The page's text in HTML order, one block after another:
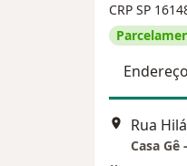
CRP SP
Endereço
Rua
Casa